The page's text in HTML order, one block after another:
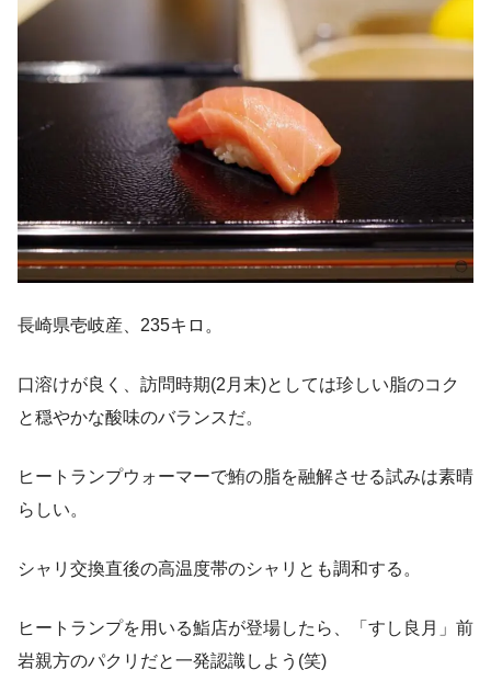
長崎県壱岐産、235キロ。
口溶けが良く、訪問時期(2月末)としては珍しい脂のコク
と穏やかな酸味のバランスだ。
ヒートランプウォーマーで鮪の脂を融解させる試みは素晴
らしい。
シャリ交換直後の高温度帯のシャリとも調和する。
ヒートランプを用いる鮨店が登場したら、「すし良月」前
岩親方のパクリだと一発認識しよう(笑)